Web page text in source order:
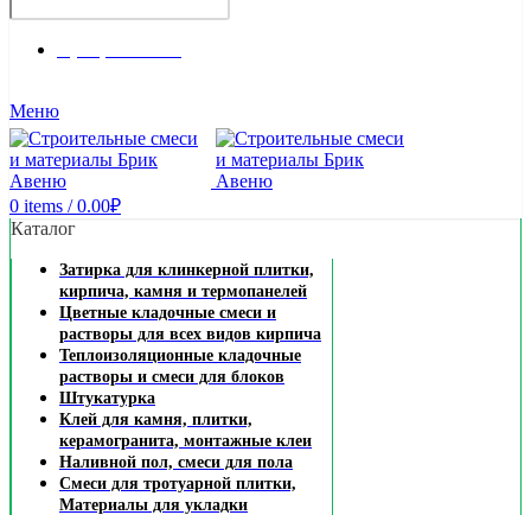
Меню
0 items / 0.00₽
Каталог
Затирка для клинкерной плитки,
кирпича, камня и термопанелей
Цветные кладочные смеси и
растворы для всех видов кирпича
Теплоизоляционные кладочные
растворы и смеси для блоков
Штукатурка
Клей для камня, плитки,
керамогранита, монтажные клеи
Наливной пол, смеси для пола
Смеси для тротуарной плитки,
Материалы для укладки